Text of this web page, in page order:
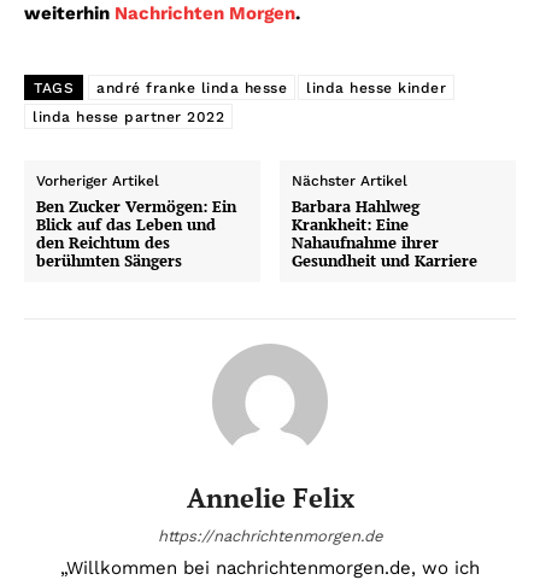
weiterhin Nachrichten Morgen.
TAGS andré franke linda hesse
linda hesse kinder
linda hesse partner 2022
Vorheriger Artikel
Ben Zucker Vermögen: Ein
Blick auf das Leben und
den Reichtum des
berühmten Sängers
Nächster Artikel
Barbara Hahlweg
Krankheit: Eine
Nahaufnahme ihrer
Gesundheit und Karriere
Annelie Felix
https://nachrichtenmorgen.de
„Willkommen bei nachrichtenmorgen.de, wo ich